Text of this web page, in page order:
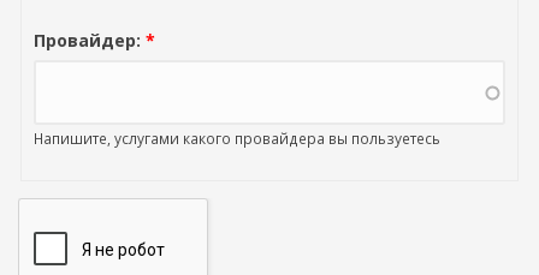
Провайдер: *
Напишите, услугами какого провайдера вы пользуетесь